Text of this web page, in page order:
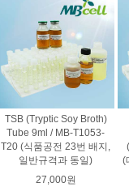
TSB (Tryptic Soy Broth)
Tube 9ml / MB-T1053-
T20 (식품공전 23번 배지,
일반규격과 동일)
27,000원
(